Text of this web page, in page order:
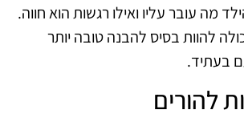
מה עובר עליו ואילו רגשות הוא חווה.
להוות בסיס להבנה טובה יותר
בעתיד.
להורים